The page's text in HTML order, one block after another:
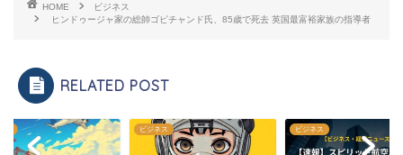
HOME
ビジネス
ヒンドゥージャ家の総帥ゴピチャンド氏、85歳で死去 英国最富裕家族の指導者
RELATED POST
ビジネス ビジネス